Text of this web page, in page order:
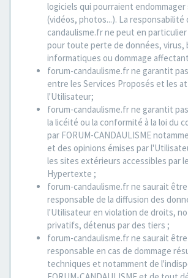
logiciels qui pourraient
(vidéos, photos...). La responsabilité
candaulisme.fr ne peut en
pour toute perte de données, virus,
informatiques ou dommage
forum-candaulisme.fr ne garantit
entre les Services Proposés et les
l'Utilisateur;
forum-candaulisme.fr ne garantit
la licéité ou la conformité à la loi du
par FORUM-CANDAULISME
et des opinions émises par
les sites extérieurs accessibles par
Hypertexte ;
forum-candaulisme.fr ne saurait
responsable de la diffusion des
l'Utilisateur en violation de droits,
privatifs, détenus par des tiers ;
forum-candaulisme.fr ne saurait
responsable en cas de dommage
techniques et notamment de